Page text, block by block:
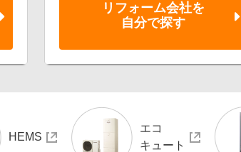
リフォーム会社を
自分で探す
HEMS
エコ
キュート